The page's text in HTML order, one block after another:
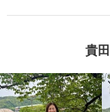
貴